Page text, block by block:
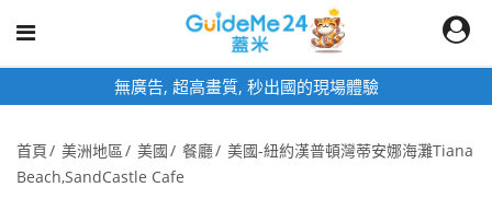
無廣告, 超高畫質, 秒出國的現場體驗
首頁 美洲地區 美國 餐廳
美國-紐約漢普頓灣蒂安娜海灘Tiana
Beach,SandCastle Cafe